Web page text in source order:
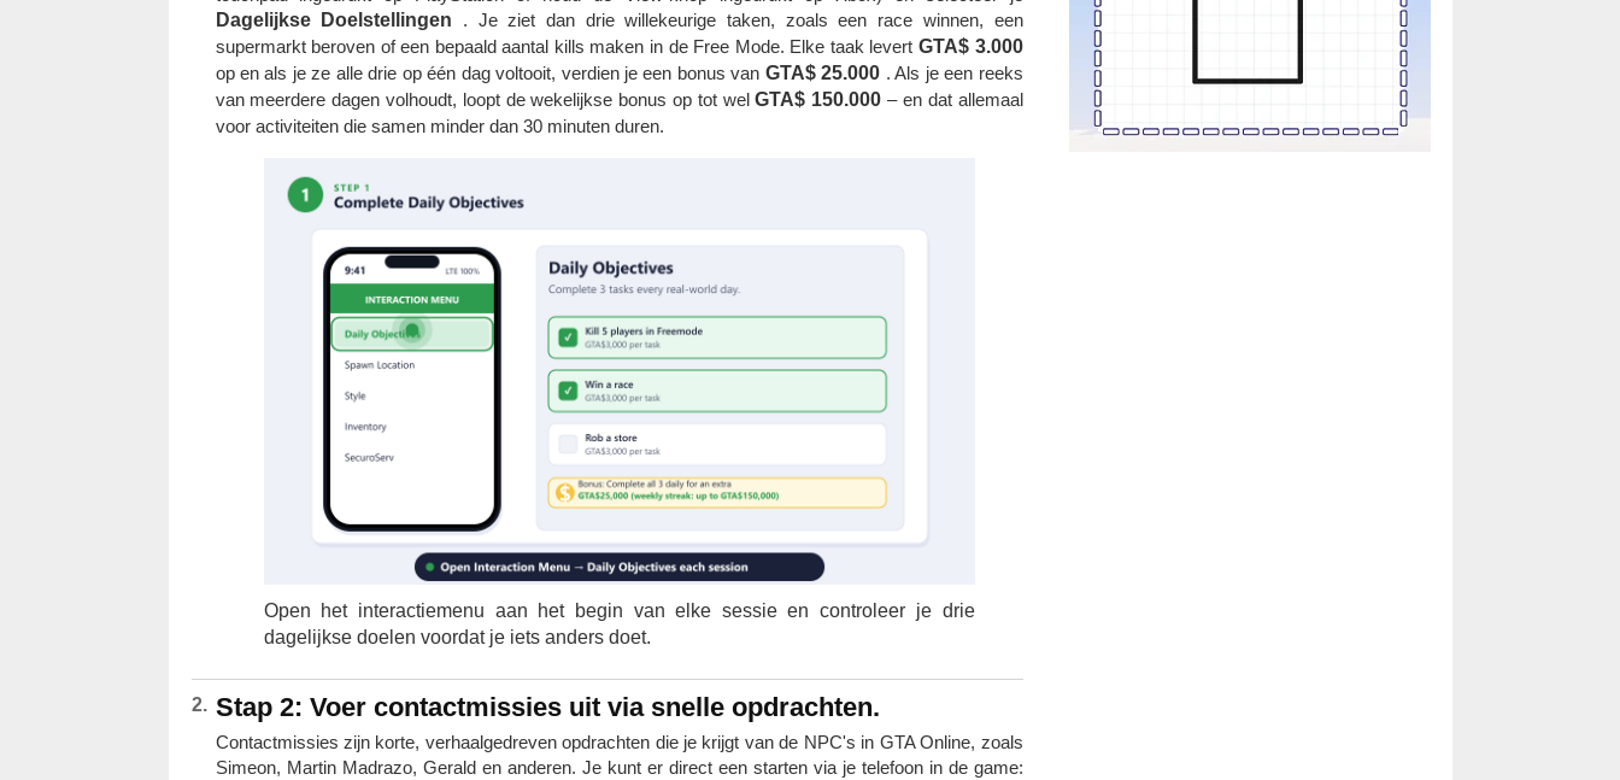
Dagelijkse Doelstellingen . Je ziet dan drie willekeurige taken, zoals een race winnen, een
supermarkt beroven of een bepaald aantal kills maken in de Free Mode. Elke taak levert GTA$ 3.000
op en als je ze alle drie op één dag voltooit, verdien je een bonus van GTA$ 25.000 . Als je een reeks
van meerdere dagen volhoudt, loopt de wekelijkse bonus op tot welGTA$ 150.000 – en dat allemaal
voor activiteiten die samen minder dan 30 minuten duren.
Open het interactiemenu aan het begin van elke sessie en controleer je drie
dagelijkse doelen voordat je iets anders doet.
Stap 2: Voer contactmissies uit via snelle opdrachten.
Contactmissies zijn korte, verhaalgedreven opdrachten die je krijgt van de NPC's in GTA Online, zoals
Simeon, Martin Madrazo, Gerald en anderen. Je kunt er direct een starten via je telefoon in de game: